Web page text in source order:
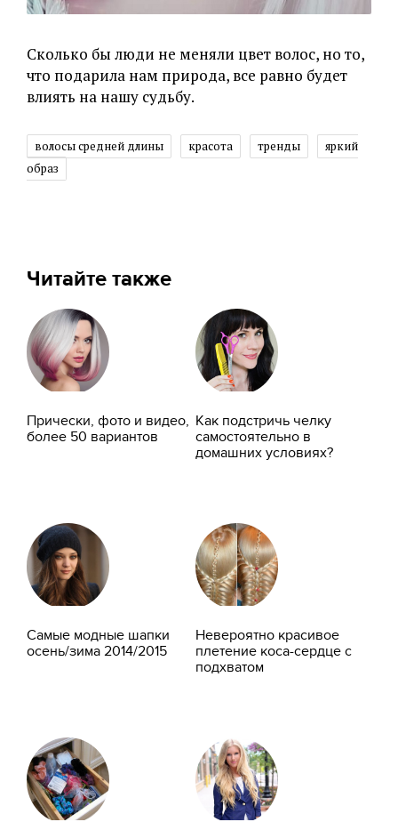
Сколько бы люди не меняли цвет волос, но то,
что подарила нам природа, все равно будет
влиять на нашу судьбу.
волосы средней длины красота тренды
яркий
образ
Читайте также
Прически, фото и видео,
более 50 вариантов
Как подстричь челку
самостоятельно в
домашних условиях?
Самые модные шапки
осень/зима 2014/2015
Невероятно красивое
плетение коса-сердце с
подхватом